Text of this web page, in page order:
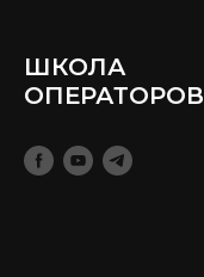
ШКОЛА
ОПЕРАТОРОВ